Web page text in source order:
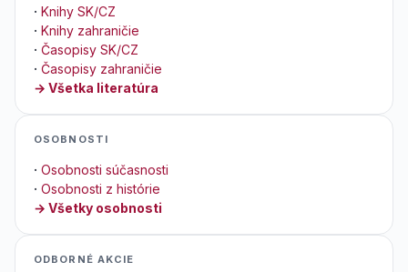
· Knihy SK/CZ
· Knihy zahraničie
· Časopisy SK/CZ
· Časopisy zahraničie
→ Všetka literatúra
OSOBNOSTI
· Osobnosti súčasnosti
· Osobnosti z histórie
→ Všetky osobnosti
ODBORNÉ AKCIE